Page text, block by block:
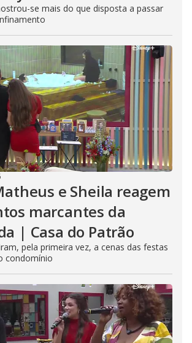
se mais do que disposta a passar
e Sheila reagem
marcantes da
| Casa do Patrão
pela primeira vez, a cenas das festas
condomínio